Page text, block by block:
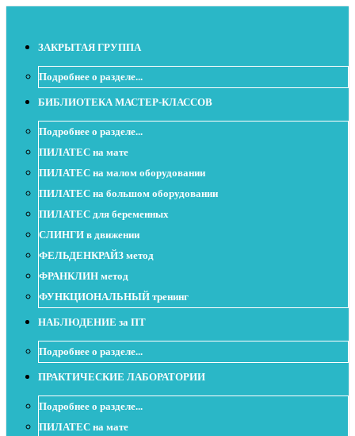
ЗАКРЫТАЯ ГРУППА
Подробнее о разделе...
БИБЛИОТЕКА МАСТЕР-КЛАССОВ
Подробнее о разделе...
ПИЛАТЕС на мате
ПИЛАТЕС на малом оборудовании
ПИЛАТЕС на большом оборудовании
ПИЛАТЕС для беременных
СЛИНГИ в движении
ФЕЛЬДЕНКРАЙЗ метод
ФРАНКЛИН метод
ФУНКЦИОНАЛЬНЫЙ тренинг
НАБЛЮДЕНИЕ за ПТ
Подробнее о разделе...
ПРАКТИЧЕСКИЕ ЛАБОРАТОРИИ
Подробнее о разделе...
ПИЛАТЕС на мате